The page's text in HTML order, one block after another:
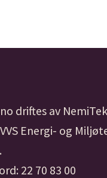
driftes av
Energi- og
22 70 83 00